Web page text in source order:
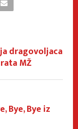
dragovoljaca
MŽ
Bye, Bye iz